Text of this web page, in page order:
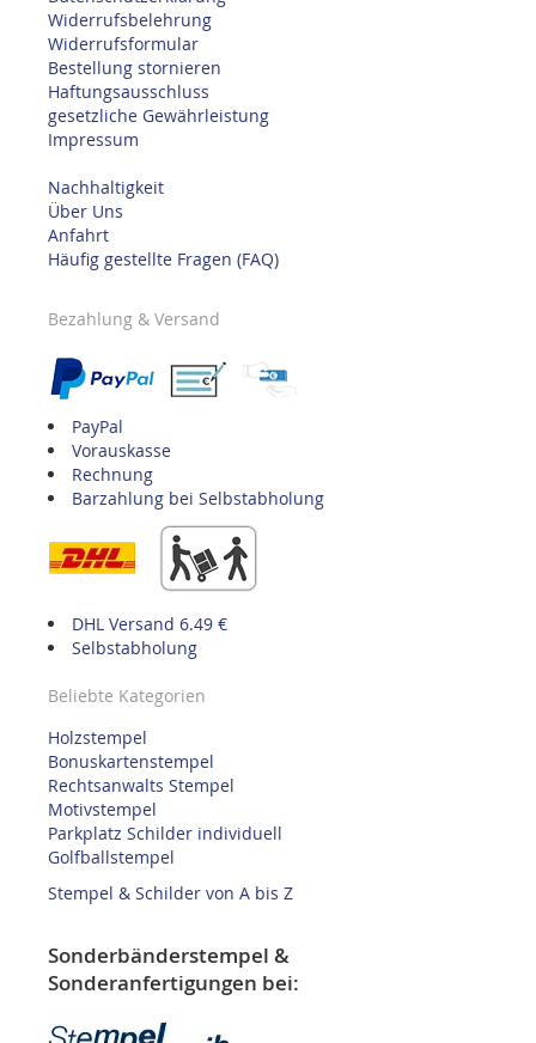
Widerrufsbelehrung
Widerrufsformular
Bestellung stornieren
Haftungsausschluss
gesetzliche Gewährleistung
Impressum
Nachhaltigkeit
Über Uns
Anfahrt
Häufig gestellte Fragen (FAQ)
Bezahlung & Versand
PayPal
Vorauskasse
Rechnung
Barzahlung bei Selbstabholung
DHL Versand 6.49 €
Selbstabholung
Beliebte Kategorien
Holzstempel
Bonuskartenstempel
Rechtsanwalts Stempel
Motivstempel
Parkplatz Schilder individuell
Golfballstempel
Stempel & Schilder von A bis Z
Sonderbänderstempel &
Sonderanfertigungen bei: